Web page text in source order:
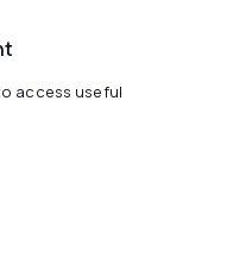
access useful